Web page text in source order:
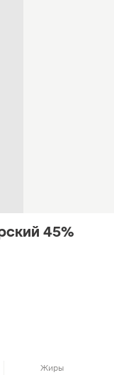
45%
Жиры